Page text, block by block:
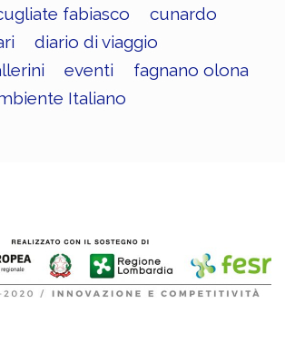
fabiasco
cunardo
diario di viaggio
eventi
fagnano olona
Italiano